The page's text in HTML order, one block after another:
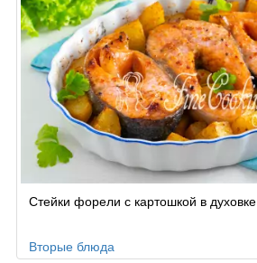
Стейки форели с картошкой в духовке
Вторые блюда